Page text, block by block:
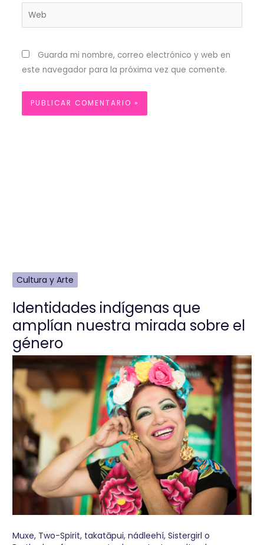
Web
Guarda mi nombre, correo electrónico y web en
este navegador para la próxima vez que comente.
Cultura y Arte
Identidades indígenas que
amplían nuestra mirada sobre el
género
Muxe, Two-Spirit, takatāpui, nádleehí, Sistergirl o